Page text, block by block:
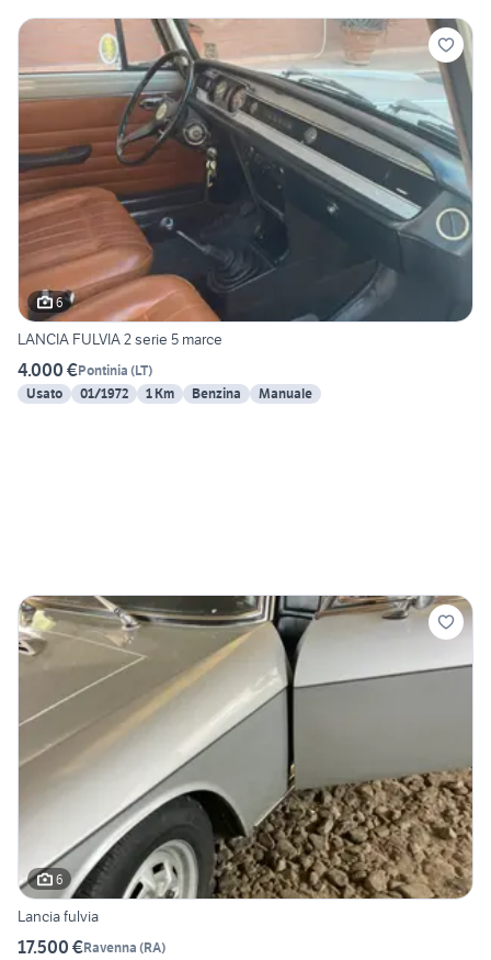
6
LANCIA FULVIA 2 serie 5 marce
4.000 €Pontinia (LT)
Usato
01/1972 1 Km Benzina Manuale
6
Lancia fulvia
17.500 €Ravenna (RA)